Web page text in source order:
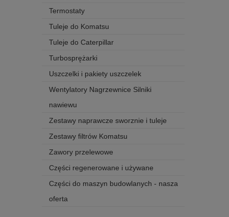
Termostaty
Tuleje do Komatsu
Tuleje do Caterpillar
Turbosprężarki
Uszczelki i pakiety uszczelek
Wentylatory Nagrzewnice Silniki
nawiewu
Zestawy naprawcze sworznie i tuleje
Zestawy filtrów Komatsu
Zawory przelewowe
Części regenerowane i używane
Części do maszyn budowlanych - nasza
oferta